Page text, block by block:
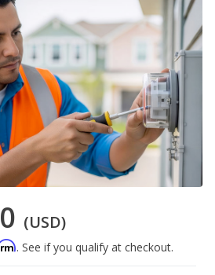
(USD)
. See if you qualify at checkout.